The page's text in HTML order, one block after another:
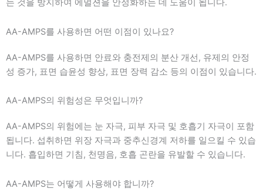
는 것을 방지하여 에멀젼을 안정화하는 데 도움이 됩니다.
AA-AMPS를 사용하면 어떤 이점이 있나요?
AA-AMPS를 사용하면 안료와 충전제의 분산 개선, 유제의 안정
성 증가, 표면 습윤성 향상, 표면 장력 감소 등의 이점이 있습니다.
AA-AMPS의 위험성은 무엇입니까?
AA-AMPS의 위험에는 눈 자극, 피부 자극 및 호흡기 자극이 포함
됩니다. 섭취하면 위장 자극과 중추신경계 저하를 일으킬 수 있습
니다. 흡입하면 기침, 천명음, 호흡 곤란을 유발할 수 있습니다.
AA-AMPS는 어떻게 사용해야 합니까?